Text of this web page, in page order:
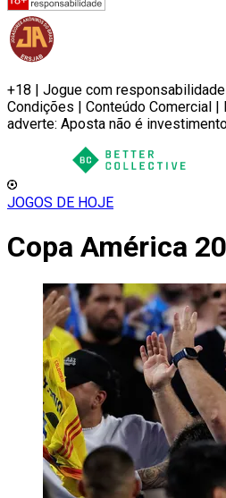
+18 | Jogue com
Condições | Conteúdo Comercial
adverte: Aposta não é
JOGOS DE HOJE
Copa América